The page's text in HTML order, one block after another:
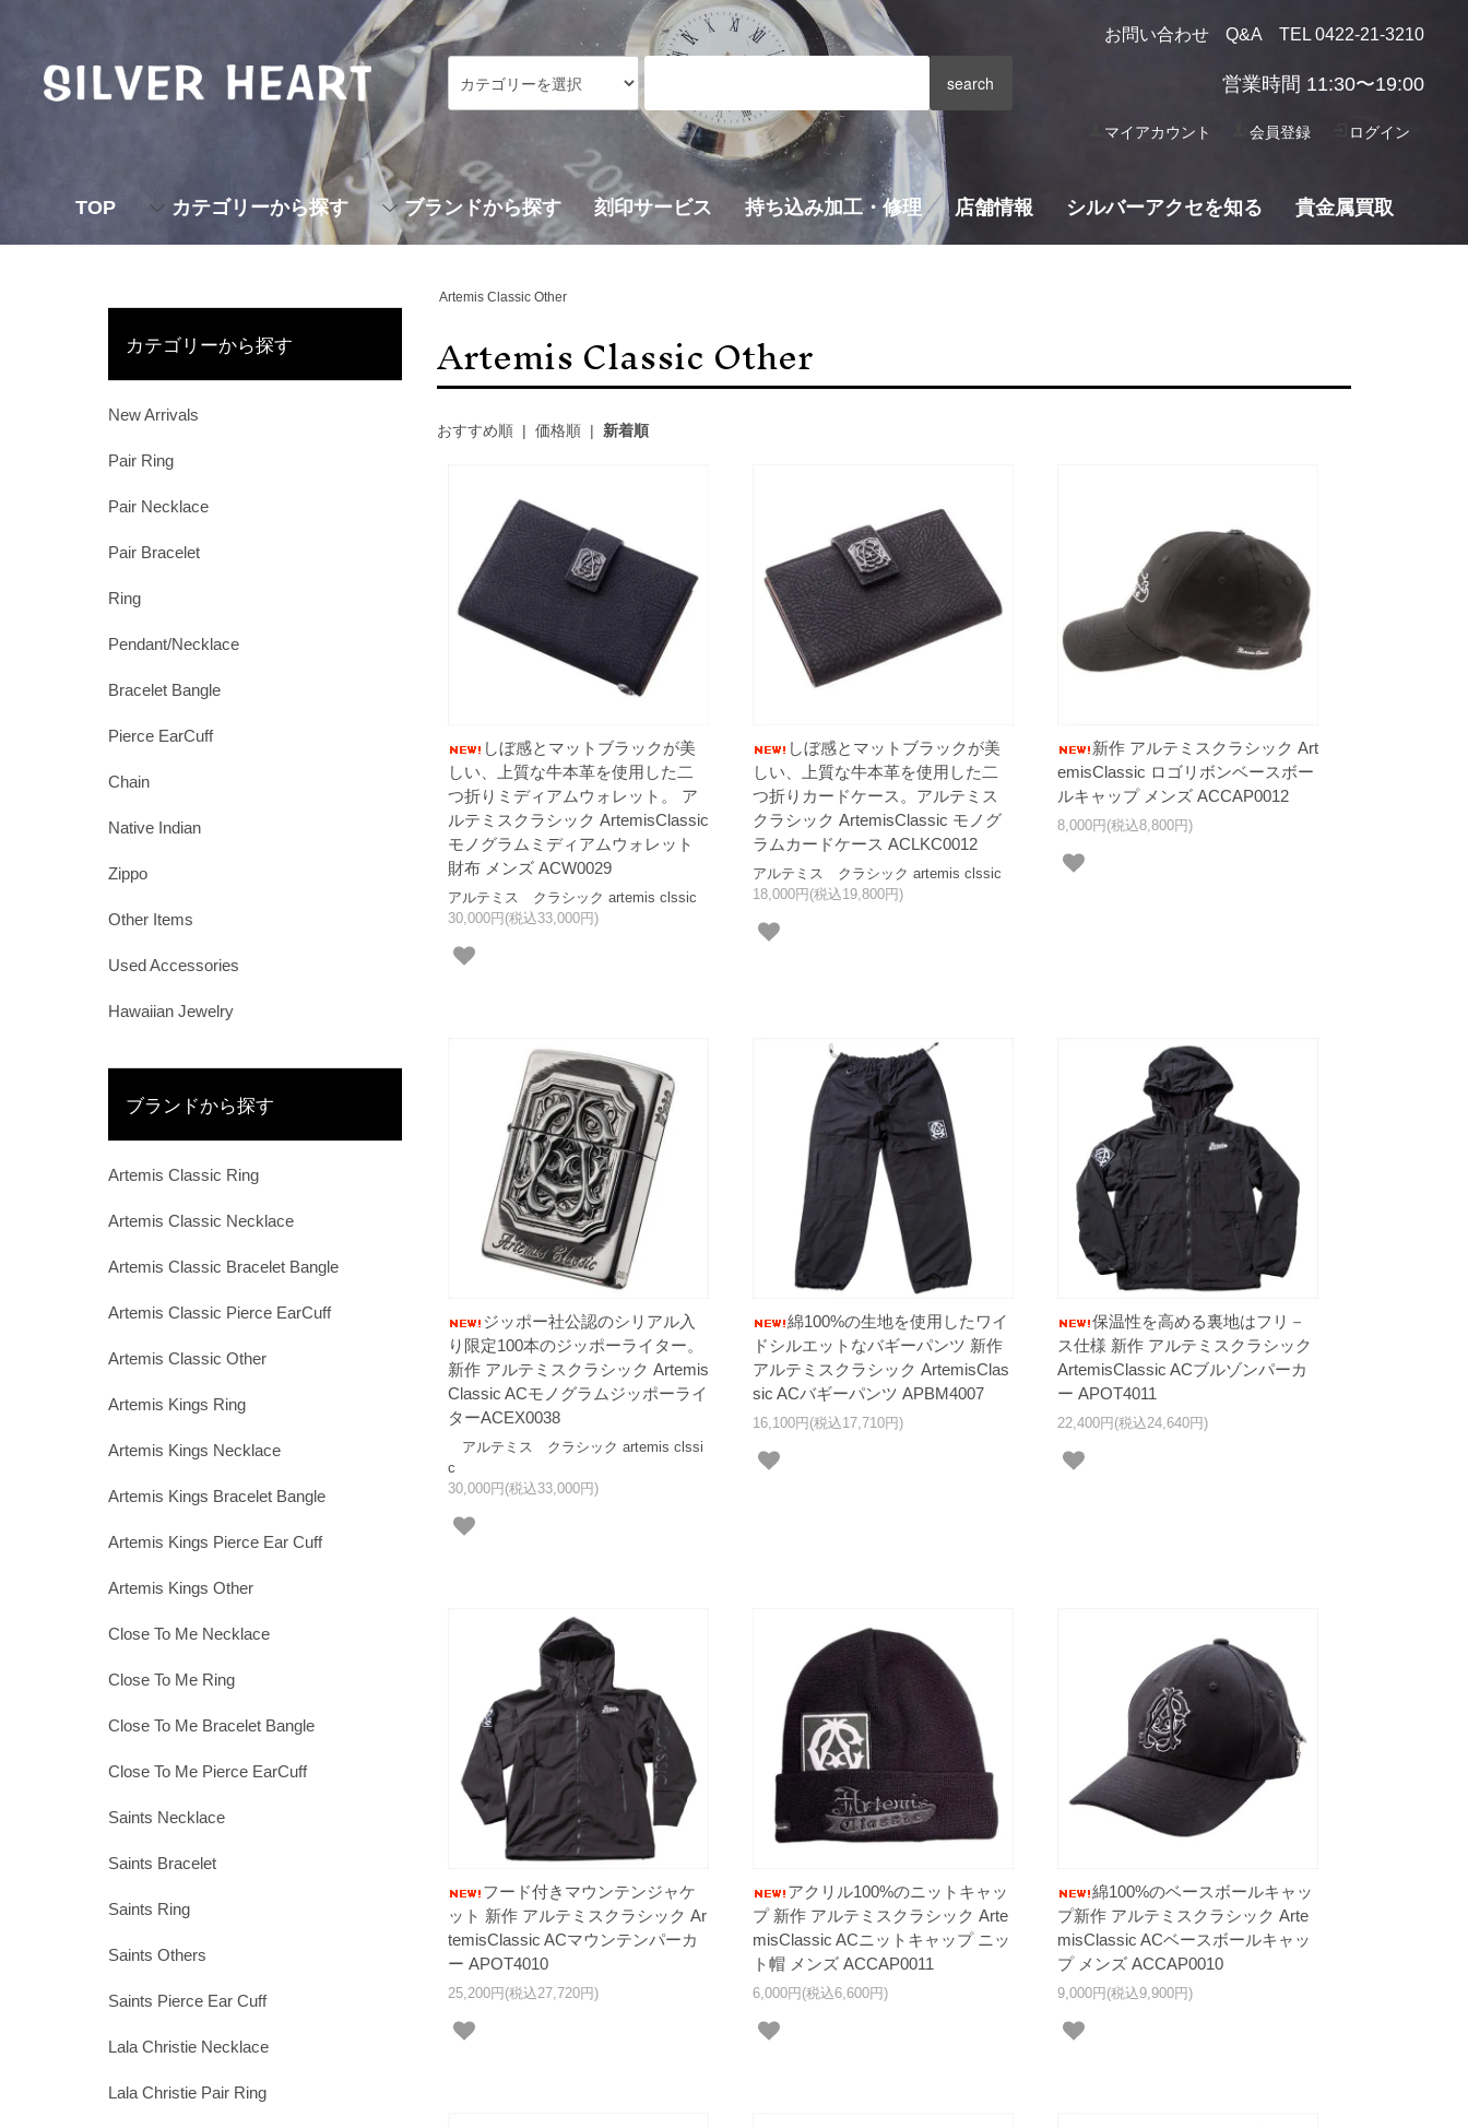
お問い合わせ Q&A TEL 0422-21-3210
営業時間 11:30〜19:00
マイアカウント 会員登録 ログイン
TOP カテゴリーから探す ブランドから探す 刻印サービス 持ち込み加工・修理 店舗情報 シルバーアクセを知る 貴金属買取
Artemis Classic Other
Artemis Classic Other
おすすめ順| 価格順| 新着順
しぼ感とマットブラックが美
しい、上質な牛本革を使用した二
つ折りミディアムウォレット。 ア
ルテミスクラシック ArtemisClassic
モノグラムミディアムウォレット
財布 メンズ ACW0029
アルテミス クラシック artemis clssic
30,000円(税込33,000円)
しぼ感とマットブラックが美
しい、上質な牛本革を使用した二
つ折りカードケース。アルテミス
クラシック ArtemisClassic モノグ
ラムカードケース ACLKC0012
アルテミス クラシック artemis clssic
18,000円(税込19,800円)
新作 アルテミスクラシック Art
emisClassic ロゴリボンベースボー
ルキャップ メンズ ACCAP0012
8,000円(税込8,800円)
ジッポー社公認のシリアル入
り限定100本のジッポーライター。
新作 アルテミスクラシック Artemis
Classic ACモノグラムジッポーライ
ターACEX0038
アルテミス クラシック artemis clssi
c
30,000円(税込33,000円)
綿100%の生地を使用したワイ
ドシルエットなバギーパンツ 新作
アルテミスクラシック ArtemisClas
sic ACバギーパンツ APBM4007
16,100円(税込17,710円)
保温性を高める裏地はフリ－
ス仕様 新作 アルテミスクラシック
ArtemisClassic ACブルゾンパーカ
ー APOT4011
22,400円(税込24,640円)
フード付きマウンテンジャケ
ット 新作 アルテミスクラシック Ar
temisClassic ACマウンテンパーカ
ー APOT4010
25,200円(税込27,720円)
アクリル100%のニットキャッ
プ 新作 アルテミスクラシック Arte
misClassic ACニットキャップ ニッ
ト帽 メンズ ACCAP0011
6,000円(税込6,600円)
綿100%のベースボールキャッ
プ新作 アルテミスクラシック Arte
misClassic ACベースボールキャッ
プ メンズ ACCAP0010
9,000円(税込9,900円)
カテゴリーから探す
New Arrivals
Pair Ring
Pair Necklace
Pair Bracelet
Ring
Pendant/Necklace
Bracelet Bangle
Pierce EarCuff
Chain
Native Indian
Zippo
Other Items
Used Accessories
Hawaiian Jewelry
ブランドから探す
Artemis Classic Ring
Artemis Classic Necklace
Artemis Classic Bracelet Bangle
Artemis Classic Pierce EarCuff
Artemis Classic Other
Artemis Kings Ring
Artemis Kings Necklace
Artemis Kings Bracelet Bangle
Artemis Kings Pierce Ear Cuff
Artemis Kings Other
Close To Me Necklace
Close To Me Ring
Close To Me Bracelet Bangle
Close To Me Pierce EarCuff
Saints Necklace
Saints Bracelet
Saints Ring
Saints Others
Saints Pierce Ear Cuff
Lala Christie Necklace
Lala Christie Pair Ring